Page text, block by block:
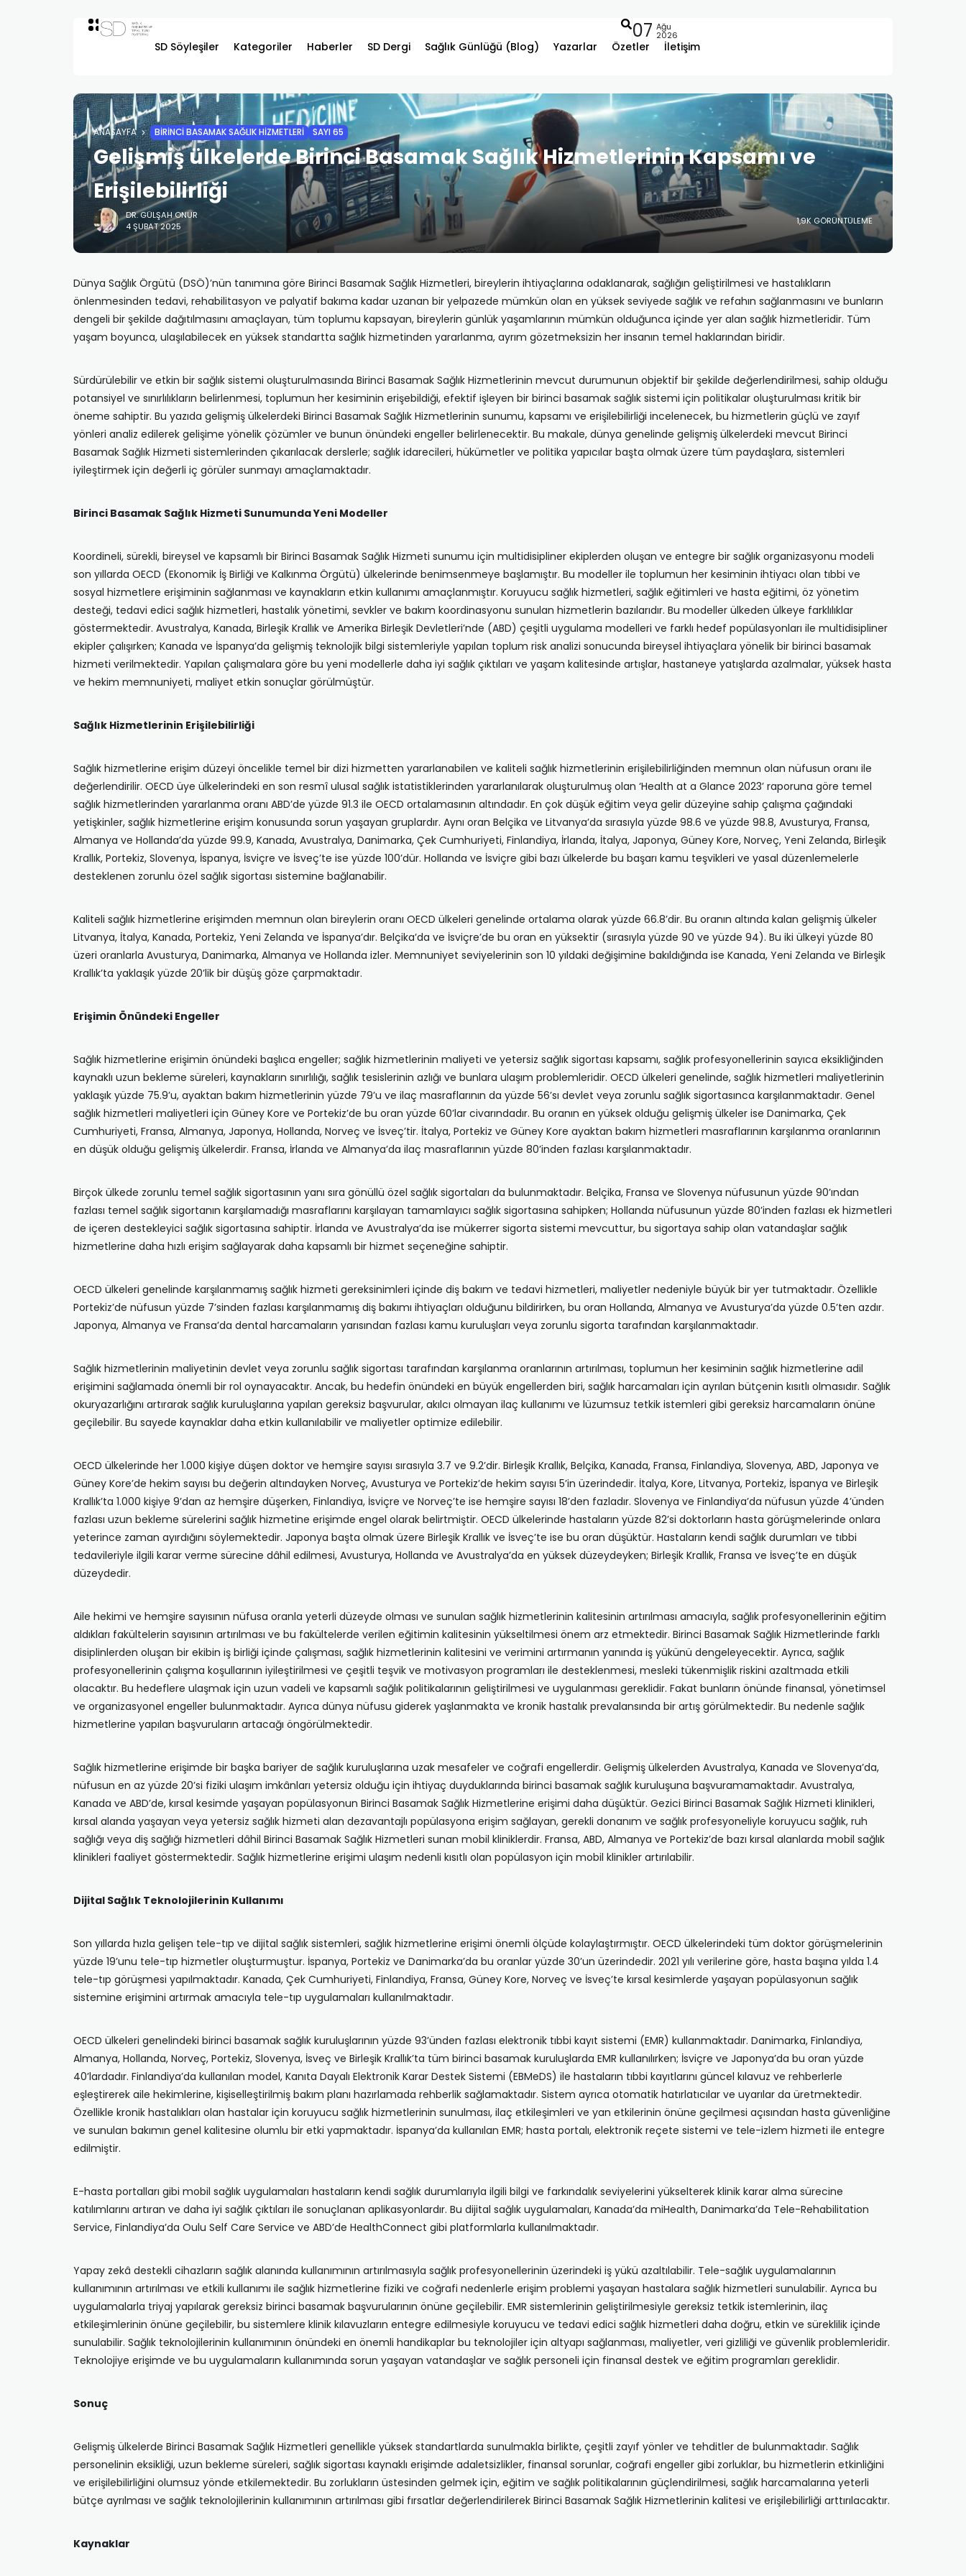
SD Söyleşiler Kategoriler Haberler SD Dergi Sağlık Günlüğü (Blog) Yazarlar Özetler İletişim
07 Ağu
2026
ANASAYFA BIRINCI BASAMAK SAĞLIK HIZMETLERI SAYI 65
Gelişmiş ülkelerde Birinci Basamak Sağlık Hizmetlerinin Kapsamı ve
Erişilebilirliği
DR. GÜLŞAH ONUR
4 ŞUBAT 2025
1,9K GÖRÜNTÜLEME
Dünya Sağlık Örgütü (DSÖ)’nün tanımına göre Birinci Basamak Sağlık Hizmetleri, bireylerin ihtiyaçlarına odaklanarak, sağlığın geliştirilmesi ve hastalıkların
önlenmesinden tedavi, rehabilitasyon ve palyatif bakıma kadar uzanan bir yelpazede mümkün olan en yüksek seviyede sağlık ve refahın sağlanmasını ve bunların
dengeli bir şekilde dağıtılmasını amaçlayan, tüm toplumu kapsayan, bireylerin günlük yaşamlarının mümkün olduğunca içinde yer alan sağlık hizmetleridir. Tüm
yaşam boyunca, ulaşılabilecek en yüksek standartta sağlık hizmetinden yararlanma, ayrım gözetmeksizin her insanın temel haklarından biridir.
Sürdürülebilir ve etkin bir sağlık sistemi oluşturulmasında Birinci Basamak Sağlık Hizmetlerinin mevcut durumunun objektif bir şekilde değerlendirilmesi, sahip olduğu
potansiyel ve sınırlılıkların belirlenmesi, toplumun her kesiminin erişebildiği, efektif işleyen bir birinci basamak sağlık sistemi için politikalar oluşturulması kritik bir
öneme sahiptir. Bu yazıda gelişmiş ülkelerdeki Birinci Basamak Sağlık Hizmetlerinin sunumu, kapsamı ve erişilebilirliği incelenecek, bu hizmetlerin güçlü ve zayıf
yönleri analiz edilerek gelişime yönelik çözümler ve bunun önündeki engeller belirlenecektir. Bu makale, dünya genelinde gelişmiş ülkelerdeki mevcut Birinci
Basamak Sağlık Hizmeti sistemlerinden çıkarılacak derslerle; sağlık idarecileri, hükümetler ve politika yapıcılar başta olmak üzere tüm paydaşlara, sistemleri
iyileştirmek için değerli iç görüler sunmayı amaçlamaktadır.
Birinci Basamak Sağlık Hizmeti Sunumunda Yeni Modeller
Koordineli, sürekli, bireysel ve kapsamlı bir Birinci Basamak Sağlık Hizmeti sunumu için multidisipliner ekiplerden oluşan ve entegre bir sağlık organizasyonu modeli
son yıllarda OECD (Ekonomik İş Birliği ve Kalkınma Örgütü) ülkelerinde benimsenmeye başlamıştır. Bu modeller ile toplumun her kesiminin ihtiyacı olan tıbbi ve
sosyal hizmetlere erişiminin sağlanması ve kaynakların etkin kullanımı amaçlanmıştır. Koruyucu sağlık hizmetleri, sağlık eğitimleri ve hasta eğitimi, öz yönetim
desteği, tedavi edici sağlık hizmetleri, hastalık yönetimi, sevkler ve bakım koordinasyonu sunulan hizmetlerin bazılarıdır. Bu modeller ülkeden ülkeye farklılıklar
göstermektedir. Avustralya, Kanada, Birleşik Krallık ve Amerika Birleşik Devletleri’nde (ABD) çeşitli uygulama modelleri ve farklı hedef popülasyonları ile multidisipliner
ekipler çalışırken; Kanada ve İspanya’da gelişmiş teknolojik bilgi sistemleriyle yapılan toplum risk analizi sonucunda bireysel ihtiyaçlara yönelik bir birinci basamak
hizmeti verilmektedir. Yapılan çalışmalara göre bu yeni modellerle daha iyi sağlık çıktıları ve yaşam kalitesinde artışlar, hastaneye yatışlarda azalmalar, yüksek hasta
ve hekim memnuniyeti, maliyet etkin sonuçlar görülmüştür.
Sağlık Hizmetlerinin Erişilebilirliği
Sağlık hizmetlerine erişim düzeyi öncelikle temel bir dizi hizmetten yararlanabilen ve kaliteli sağlık hizmetlerinin erişilebilirliğinden memnun olan nüfusun oranı ile
değerlendirilir. OECD üye ülkelerindeki en son resmî ulusal sağlık istatistiklerinden yararlanılarak oluşturulmuş olan ‘Health at a Glance 2023’ raporuna göre temel
sağlık hizmetlerinden yararlanma oranı ABD’de yüzde 91.3 ile OECD ortalamasının altındadır. En çok düşük eğitim veya gelir düzeyine sahip çalışma çağındaki
yetişkinler, sağlık hizmetlerine erişim konusunda sorun yaşayan gruplardır. Aynı oran Belçika ve Litvanya’da sırasıyla yüzde 98.6 ve yüzde 98.8, Avusturya, Fransa,
Almanya ve Hollanda’da yüzde 99.9, Kanada, Avustralya, Danimarka, Çek Cumhuriyeti, Finlandiya, İrlanda, İtalya, Japonya, Güney Kore, Norveç, Yeni Zelanda, Birleşik
Krallık, Portekiz, Slovenya, İspanya, İsviçre ve İsveç’te ise yüzde 100’dür. Hollanda ve İsviçre gibi bazı ülkelerde bu başarı kamu teşvikleri ve yasal düzenlemelerle
desteklenen zorunlu özel sağlık sigortası sistemine bağlanabilir.
Kaliteli sağlık hizmetlerine erişimden memnun olan bireylerin oranı OECD ülkeleri genelinde ortalama olarak yüzde 66.8’dir. Bu oranın altında kalan gelişmiş ülkeler
Litvanya, İtalya, Kanada, Portekiz, Yeni Zelanda ve İspanya’dır. Belçika’da ve İsviçre’de bu oran en yüksektir (sırasıyla yüzde 90 ve yüzde 94). Bu iki ülkeyi yüzde 80
üzeri oranlarla Avusturya, Danimarka, Almanya ve Hollanda izler. Memnuniyet seviyelerinin son 10 yıldaki değişimine bakıldığında ise Kanada, Yeni Zelanda ve Birleşik
Krallık’ta yaklaşık yüzde 20’lik bir düşüş göze çarpmaktadır.
Erişimin Önündeki Engeller
Sağlık hizmetlerine erişimin önündeki başlıca engeller; sağlık hizmetlerinin maliyeti ve yetersiz sağlık sigortası kapsamı, sağlık profesyonellerinin sayıca eksikliğinden
kaynaklı uzun bekleme süreleri, kaynakların sınırlılığı, sağlık tesislerinin azlığı ve bunlara ulaşım problemleridir. OECD ülkeleri genelinde, sağlık hizmetleri maliyetlerinin
yaklaşık yüzde 75.9’u, ayaktan bakım hizmetlerinin yüzde 79’u ve ilaç masraflarının da yüzde 56’sı devlet veya zorunlu sağlık sigortasınca karşılanmaktadır. Genel
sağlık hizmetleri maliyetleri için Güney Kore ve Portekiz’de bu oran yüzde 60’lar civarındadır. Bu oranın en yüksek olduğu gelişmiş ülkeler ise Danimarka, Çek
Cumhuriyeti, Fransa, Almanya, Japonya, Hollanda, Norveç ve İsveç’tir. İtalya, Portekiz ve Güney Kore ayaktan bakım hizmetleri masraflarının karşılanma oranlarının
en düşük olduğu gelişmiş ülkelerdir. Fransa, İrlanda ve Almanya’da ilaç masraflarının yüzde 80’inden fazlası karşılanmaktadır.
Birçok ülkede zorunlu temel sağlık sigortasının yanı sıra gönüllü özel sağlık sigortaları da bulunmaktadır. Belçika, Fransa ve Slovenya nüfusunun yüzde 90’ından
fazlası temel sağlık sigortanın karşılamadığı masraflarını karşılayan tamamlayıcı sağlık sigortasına sahipken; Hollanda nüfusunun yüzde 80’inden fazlası ek hizmetleri
de içeren destekleyici sağlık sigortasına sahiptir. İrlanda ve Avustralya’da ise mükerrer sigorta sistemi mevcuttur, bu sigortaya sahip olan vatandaşlar sağlık
hizmetlerine daha hızlı erişim sağlayarak daha kapsamlı bir hizmet seçeneğine sahiptir.
OECD ülkeleri genelinde karşılanmamış sağlık hizmeti gereksinimleri içinde diş bakım ve tedavi hizmetleri, maliyetler nedeniyle büyük bir yer tutmaktadır. Özellikle
Portekiz’de nüfusun yüzde 7’sinden fazlası karşılanmamış diş bakımı ihtiyaçları olduğunu bildirirken, bu oran Hollanda, Almanya ve Avusturya’da yüzde 0.5’ten azdır.
Japonya, Almanya ve Fransa’da dental harcamaların yarısından fazlası kamu kuruluşları veya zorunlu sigorta tarafından karşılanmaktadır.
Sağlık hizmetlerinin maliyetinin devlet veya zorunlu sağlık sigortası tarafından karşılanma oranlarının artırılması, toplumun her kesiminin sağlık hizmetlerine adil
erişimini sağlamada önemli bir rol oynayacaktır. Ancak, bu hedefin önündeki en büyük engellerden biri, sağlık harcamaları için ayrılan bütçenin kısıtlı olmasıdır. Sağlık
okuryazarlığını artırarak sağlık kuruluşlarına yapılan gereksiz başvurular, akılcı olmayan ilaç kullanımı ve lüzumsuz tetkik istemleri gibi gereksiz harcamaların önüne
geçilebilir. Bu sayede kaynaklar daha etkin kullanılabilir ve maliyetler optimize edilebilir.
OECD ülkelerinde her 1.000 kişiye düşen doktor ve hemşire sayısı sırasıyla 3.7 ve 9.2’dir. Birleşik Krallık, Belçika, Kanada, Fransa, Finlandiya, Slovenya, ABD, Japonya ve
Güney Kore’de hekim sayısı bu değerin altındayken Norveç, Avusturya ve Portekiz’de hekim sayısı 5’in üzerindedir. İtalya, Kore, Litvanya, Portekiz, İspanya ve Birleşik
Krallık’ta 1.000 kişiye 9’dan az hemşire düşerken, Finlandiya, İsviçre ve Norveç’te ise hemşire sayısı 18’den fazladır. Slovenya ve Finlandiya’da nüfusun yüzde 4’ünden
fazlası uzun bekleme sürelerini sağlık hizmetine erişimde engel olarak belirtmiştir. OECD ülkelerinde hastaların yüzde 82’si doktorların hasta görüşmelerinde onlara
yeterince zaman ayırdığını söylemektedir. Japonya başta olmak üzere Birleşik Krallık ve İsveç’te ise bu oran düşüktür. Hastaların kendi sağlık durumları ve tıbbi
tedavileriyle ilgili karar verme sürecine dâhil edilmesi, Avusturya, Hollanda ve Avustralya’da en yüksek düzeydeyken; Birleşik Krallık, Fransa ve İsveç’te en düşük
düzeydedir.
Aile hekimi ve hemşire sayısının nüfusa oranla yeterli düzeyde olması ve sunulan sağlık hizmetlerinin kalitesinin artırılması amacıyla, sağlık profesyonellerinin eğitim
aldıkları fakültelerin sayısının artırılması ve bu fakültelerde verilen eğitimin kalitesinin yükseltilmesi önem arz etmektedir. Birinci Basamak Sağlık Hizmetlerinde farklı
disiplinlerden oluşan bir ekibin iş birliği içinde çalışması, sağlık hizmetlerinin kalitesini ve verimini artırmanın yanında iş yükünü dengeleyecektir. Ayrıca, sağlık
profesyonellerinin çalışma koşullarının iyileştirilmesi ve çeşitli teşvik ve motivasyon programları ile desteklenmesi, mesleki tükenmişlik riskini azaltmada etkili
olacaktır. Bu hedeflere ulaşmak için uzun vadeli ve kapsamlı sağlık politikalarının geliştirilmesi ve uygulanması gereklidir. Fakat bunların önünde finansal, yönetimsel
ve organizasyonel engeller bulunmaktadır. Ayrıca dünya nüfusu giderek yaşlanmakta ve kronik hastalık prevalansında bir artış görülmektedir. Bu nedenle sağlık
hizmetlerine yapılan başvuruların artacağı öngörülmektedir.
Sağlık hizmetlerine erişimde bir başka bariyer de sağlık kuruluşlarına uzak mesafeler ve coğrafi engellerdir. Gelişmiş ülkelerden Avustralya, Kanada ve Slovenya’da,
nüfusun en az yüzde 20’si fiziki ulaşım imkânları yetersiz olduğu için ihtiyaç duyduklarında birinci basamak sağlık kuruluşuna başvuramamaktadır. Avustralya,
Kanada ve ABD’de, kırsal kesimde yaşayan popülasyonun Birinci Basamak Sağlık Hizmetlerine erişimi daha düşüktür. Gezici Birinci Basamak Sağlık Hizmeti klinikleri,
kırsal alanda yaşayan veya yetersiz sağlık hizmeti alan dezavantajlı popülasyona erişim sağlayan, gerekli donanım ve sağlık profesyoneliyle koruyucu sağlık, ruh
sağlığı veya diş sağlığı hizmetleri dâhil Birinci Basamak Sağlık Hizmetleri sunan mobil kliniklerdir. Fransa, ABD, Almanya ve Portekiz’de bazı kırsal alanlarda mobil sağlık
klinikleri faaliyet göstermektedir. Sağlık hizmetlerine erişimi ulaşım nedenli kısıtlı olan popülasyon için mobil klinikler artırılabilir.
Dijital Sağlık Teknolojilerinin Kullanımı
Son yıllarda hızla gelişen tele-tıp ve dijital sağlık sistemleri, sağlık hizmetlerine erişimi önemli ölçüde kolaylaştırmıştır. OECD ülkelerindeki tüm doktor görüşmelerinin
yüzde 19’unu tele-tıp hizmetler oluşturmuştur. İspanya, Portekiz ve Danimarka’da bu oranlar yüzde 30’un üzerindedir. 2021 yılı verilerine göre, hasta başına yılda 1.4
tele-tıp görüşmesi yapılmaktadır. Kanada, Çek Cumhuriyeti, Finlandiya, Fransa, Güney Kore, Norveç ve İsveç’te kırsal kesimlerde yaşayan popülasyonun sağlık
sistemine erişimini artırmak amacıyla tele-tıp uygulamaları kullanılmaktadır.
OECD ülkeleri genelindeki birinci basamak sağlık kuruluşlarının yüzde 93’ünden fazlası elektronik tıbbi kayıt sistemi (EMR) kullanmaktadır. Danimarka, Finlandiya,
Almanya, Hollanda, Norveç, Portekiz, Slovenya, İsveç ve Birleşik Krallık’ta tüm birinci basamak kuruluşlarda EMR kullanılırken; İsviçre ve Japonya’da bu oran yüzde
40’lardadır. Finlandiya’da kullanılan model, Kanıta Dayalı Elektronik Karar Destek Sistemi (EBMeDS) ile hastaların tıbbi kayıtlarını güncel kılavuz ve rehberlerle
eşleştirerek aile hekimlerine, kişiselleştirilmiş bakım planı hazırlamada rehberlik sağlamaktadır. Sistem ayrıca otomatik hatırlatıcılar ve uyarılar da üretmektedir.
Özellikle kronik hastalıkları olan hastalar için koruyucu sağlık hizmetlerinin sunulması, ilaç etkileşimleri ve yan etkilerinin önüne geçilmesi açısından hasta güvenliğine
ve sunulan bakımın genel kalitesine olumlu bir etki yapmaktadır. İspanya’da kullanılan EMR; hasta portalı, elektronik reçete sistemi ve tele-izlem hizmeti ile entegre
edilmiştir.
E-hasta portalları gibi mobil sağlık uygulamaları hastaların kendi sağlık durumlarıyla ilgili bilgi ve farkındalık seviyelerini yükselterek klinik karar alma sürecine
katılımlarını artıran ve daha iyi sağlık çıktıları ile sonuçlanan aplikasyonlardır. Bu dijital sağlık uygulamaları, Kanada’da miHealth, Danimarka’da Tele-Rehabilitation
Service, Finlandiya’da Oulu Self Care Service ve ABD’de HealthConnect gibi platformlarla kullanılmaktadır.
Yapay zekâ destekli cihazların sağlık alanında kullanımının artırılmasıyla sağlık profesyonellerinin üzerindeki iş yükü azaltılabilir. Tele-sağlık uygulamalarının
kullanımının artırılması ve etkili kullanımı ile sağlık hizmetlerine fiziki ve coğrafi nedenlerle erişim problemi yaşayan hastalara sağlık hizmetleri sunulabilir. Ayrıca bu
uygulamalarla triyaj yapılarak gereksiz birinci basamak başvurularının önüne geçilebilir. EMR sistemlerinin geliştirilmesiyle gereksiz tetkik istemlerinin, ilaç
etkileşimlerinin önüne geçilebilir, bu sistemlere klinik kılavuzların entegre edilmesiyle koruyucu ve tedavi edici sağlık hizmetleri daha doğru, etkin ve süreklilik içinde
sunulabilir. Sağlık teknolojilerinin kullanımının önündeki en önemli handikaplar bu teknolojiler için altyapı sağlanması, maliyetler, veri gizliliği ve güvenlik problemleridir.
Teknolojiye erişimde ve bu uygulamaların kullanımında sorun yaşayan vatandaşlar ve sağlık personeli için finansal destek ve eğitim programları gereklidir.
Sonuç
Gelişmiş ülkelerde Birinci Basamak Sağlık Hizmetleri genellikle yüksek standartlarda sunulmakla birlikte, çeşitli zayıf yönler ve tehditler de bulunmaktadır. Sağlık
personelinin eksikliği, uzun bekleme süreleri, sağlık sigortası kaynaklı erişimde adaletsizlikler, finansal sorunlar, coğrafi engeller gibi zorluklar, bu hizmetlerin etkinliğini
ve erişilebilirliğini olumsuz yönde etkilemektedir. Bu zorlukların üstesinden gelmek için, eğitim ve sağlık politikalarının güçlendirilmesi, sağlık harcamalarına yeterli
bütçe ayrılması ve sağlık teknolojilerinin kullanımının artırılması gibi fırsatlar değerlendirilerek Birinci Basamak Sağlık Hizmetlerinin kalitesi ve erişilebilirliği arttırılacaktır.
Kaynaklar